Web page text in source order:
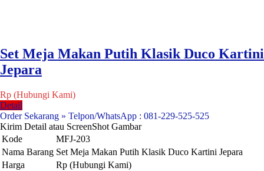
Set Meja Makan Putih Klasik Duco Kartini
Jepara
Rp (Hubungi Kami)
Detail
Order Sekarang » Telpon/WhatsApp : 081-229-525-525
Kirim Detail atau ScreenShot Gambar
Kode
MFJ-203
Nama Barang Set Meja Makan Putih Klasik Duco Kartini Jepara
Harga
Rp (Hubungi Kami)